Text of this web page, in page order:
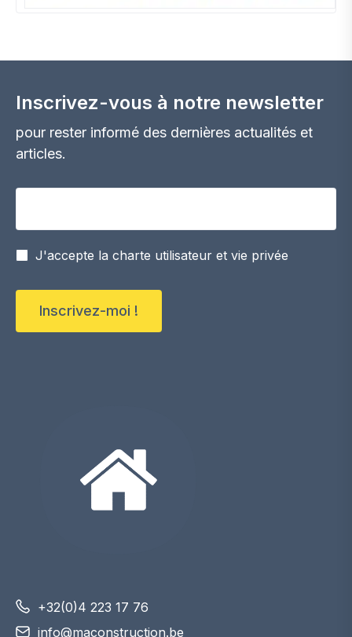
Inscrivez-vous à notre newsletter
pour rester informé des dernières actualités et
articles.
J'accepte la charte utilisateur et vie privée
Inscrivez-moi !
+32(0)4 223 17 76
info@maconstruction.be